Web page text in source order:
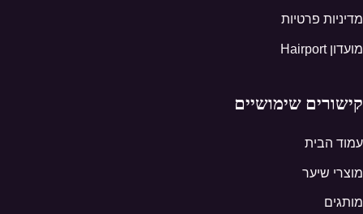
מדיניות פרטיות
מועדון Hairport
קישורים שימושיים
עמוד הבית
מוצרי שיער
מותגים